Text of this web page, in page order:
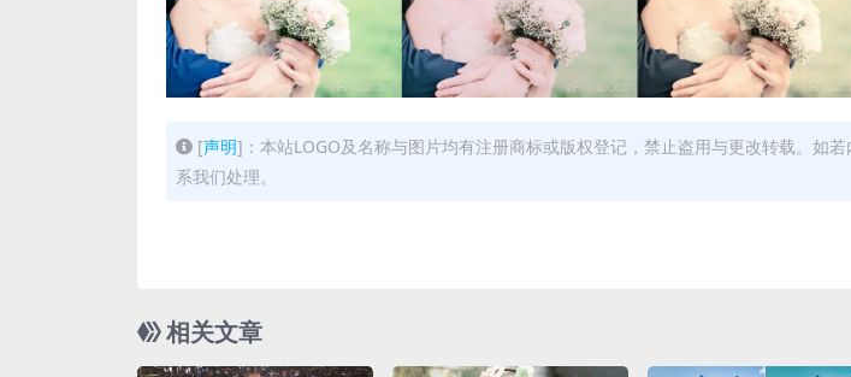
[声明]：本站LOGO及名称与图片均有注册商标或版权登记，禁止盗用与更改转载。如
系我们处理。
相关文章